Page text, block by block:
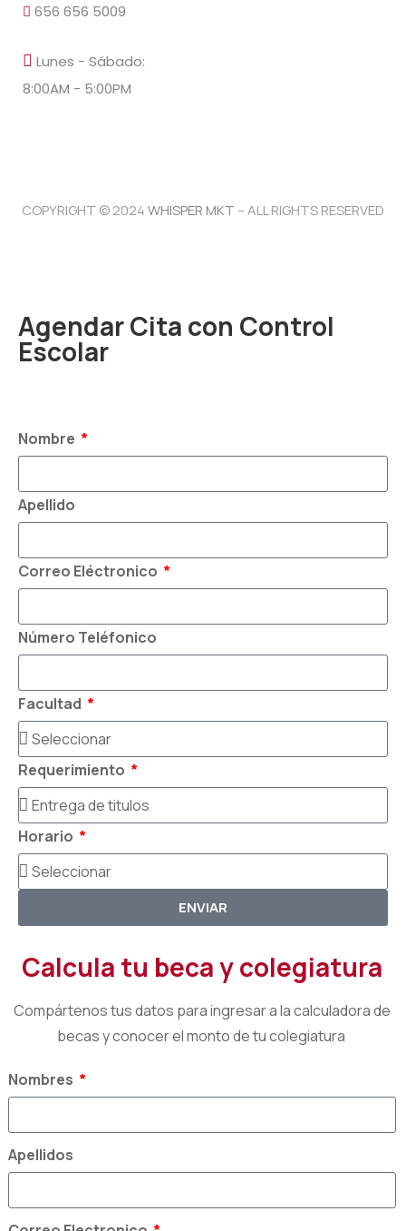
656 656 5009
Lunes - Sábado:
8:00AM - 5:00PM
COPYRIGHT © 2024WHISPER MKT – ALL RIGHTS RESERVED
Agendar Cita con Control
Escolar
Nombre
Apellido
Correo Eléctronico
Número Teléfonico
Facultad
Requerimiento
Horario
ENVIAR
Calcula tu beca y colegiatura
Compártenos tus datos para ingresar a la calculadora de
becas y conocer el monto de tu colegiatura
Nombres
Apellidos